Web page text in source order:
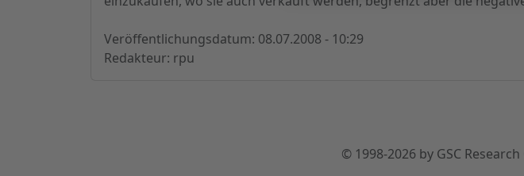
Veröffentlichungsdatum: 08.07.2008 - 10:29
Redakteur: rpu
© 1998-2026by GSC Research